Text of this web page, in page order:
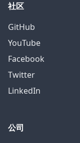
社区
GitHub
YouTube
Facebook
Twitter
LinkedIn
公司